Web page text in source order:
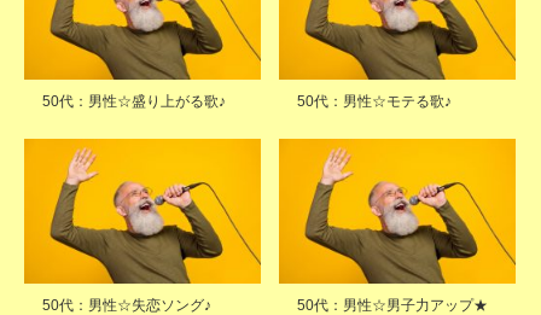
50代：男性☆盛り上がる歌♪ 50代：男性☆モテる歌♪
50代：男性☆失恋ソング♪
50代：男性☆男子力アップ★